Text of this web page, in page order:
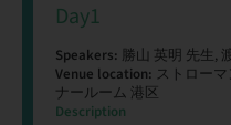
Day1
Speakers: 勝山 英明 先生,
Venue location: ストロー
ナールーム 港区
Description